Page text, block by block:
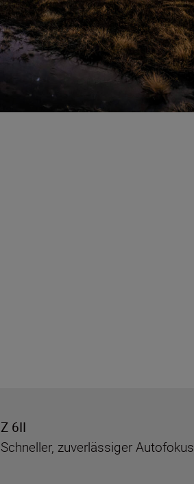
Z 6II
Schneller, zuverlässiger Autofokus